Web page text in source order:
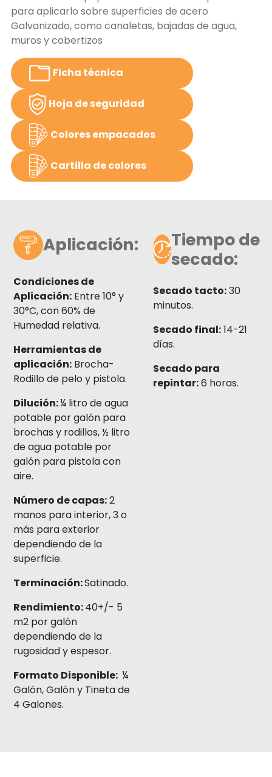
para aplicarlo sobre superficies de acero
Galvanizado, como canaletas, bajadas de agua,
muros y cobertizos
Ficha técnica
Hoja de seguridad
Colores empacados
Cartilla de colores
Aplicación:
Condiciones de
Aplicación: Entre 10° y
30°C, con 60% de
Humedad relativa.
Herramientas de
aplicación: Brocha-
Rodillo de pelo y pistola.
Dilución:¼ litro de agua
potable por galón para
brochas y rodillos, ½ litro
de agua potable por
galón para pistola con
aire.
Número de capas:2
manos para interior, 3 o
más para exterior
dependiendo de la
superficie.
Terminación:Satinado.
Rendimiento:40+/- 5
m2 por galón
dependiendo de la
rugosidad y espesor.
Formato Disponible: ¼
Galón, Galón y Tineta de
4 Galones.
Tiempo de
secado:
Secado tacto:30
minutos.
Secado final:14-21
días.
Secado para
repintar:6 horas.